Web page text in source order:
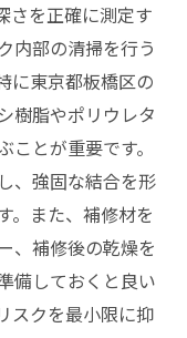
さを正確に測定す
内部の清掃を行う
に東京都板橋区の
樹脂やポリウレタ
とが重要です。
、強固な結合を形
。また、補修材を
、補修後の乾燥を
備しておくと良い
スクを最小限に抑